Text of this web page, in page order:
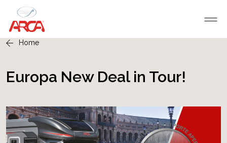
Home
Europa New Deal in Tour!